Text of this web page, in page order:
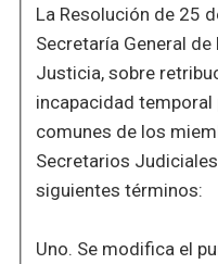
La Resolución de 25
Secretaría General
Justicia, sobre
incapacidad
comunes de los
Secretarios
siguientes términos:
Uno. Se modifica el